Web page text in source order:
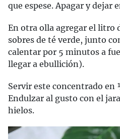
que espese. Apagar y dejar
En otra olla agregar el litro
sobres de té verde, junto
calentar por 5 minutos a
llegar a ebullición).
Servir este concentrado
Endulzar al gusto con el
hielos.